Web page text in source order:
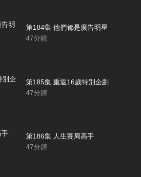
第184集 他們都是廣告明星
47分鐘
第185集 重返16歲特別企劃
47分鐘
第186集 人生賽局高手
47分鐘